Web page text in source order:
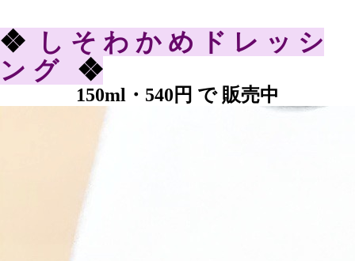
❖
し そ わ か め ド レ ッ シ
ン グ❖
150ml・540円 で 販売中